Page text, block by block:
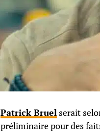
Patrick Bruel serait
préliminaire pour des